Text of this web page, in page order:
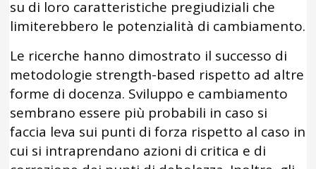
su di loro caratteristiche pregiudiziali che
limiterebbero le potenzialità di cambiamento.
Le ricerche hanno dimostrato il successo di
metodologie strength-based rispetto ad altre
forme di docenza. Sviluppo e cambiamento
sembrano essere più probabili in caso si
faccia leva sui punti di forza rispetto al caso in
cui si intraprendano azioni di critica e di